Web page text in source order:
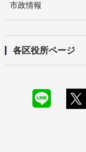
市政情報
各区役所ページ